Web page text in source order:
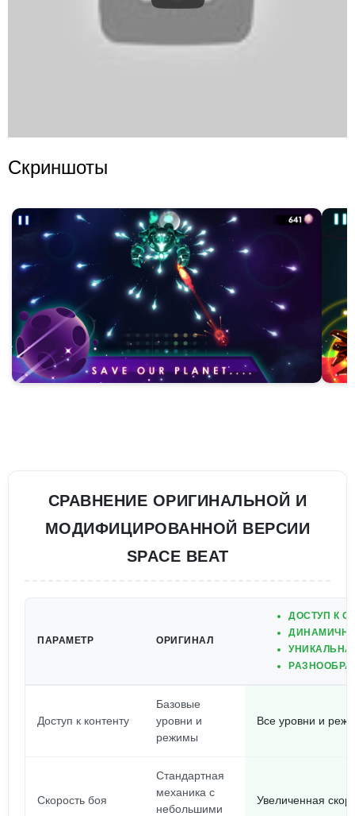
Скриншоты
СРАВНЕНИЕ ОРИГИНАЛЬНОЙ И
МОДИФИЦИРОВАННОЙ ВЕРСИИ
SPACE BEAT
ПАРАМЕТР ОРИГИНАЛ
ДОСТУП К
Доступ к контенту
Базовые
уровни и
режимы
Все уровни и
Скорость боя
Стандартная
механика с
небольшими
Увеличенная